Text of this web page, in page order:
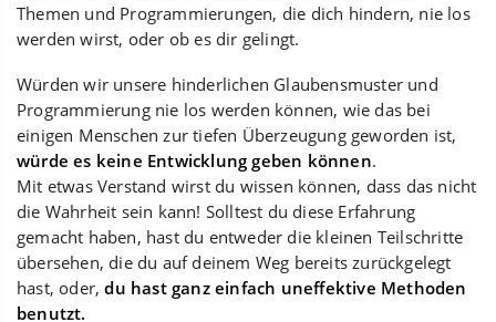
Themen und Programmierungen, die dich hindern, nie los
werden wirst, oder ob es dir gelingt.
Würden wir unsere hinderlichen Glaubensmuster und
Programmierung nie los werden können, wie das bei
einigen Menschen zur tiefen Überzeugung geworden ist,
würde es keine Entwicklung geben können.
Mit etwas Verstand wirst du wissen können, dass das nicht
die Wahrheit sein kann! Solltest du diese Erfahrung
gemacht haben, hast du entweder die kleinen Teilschritte
übersehen, die du auf deinem Weg bereits zurückgelegt
hast, oder,du hast ganz einfach uneffektive Methoden
benutzt.